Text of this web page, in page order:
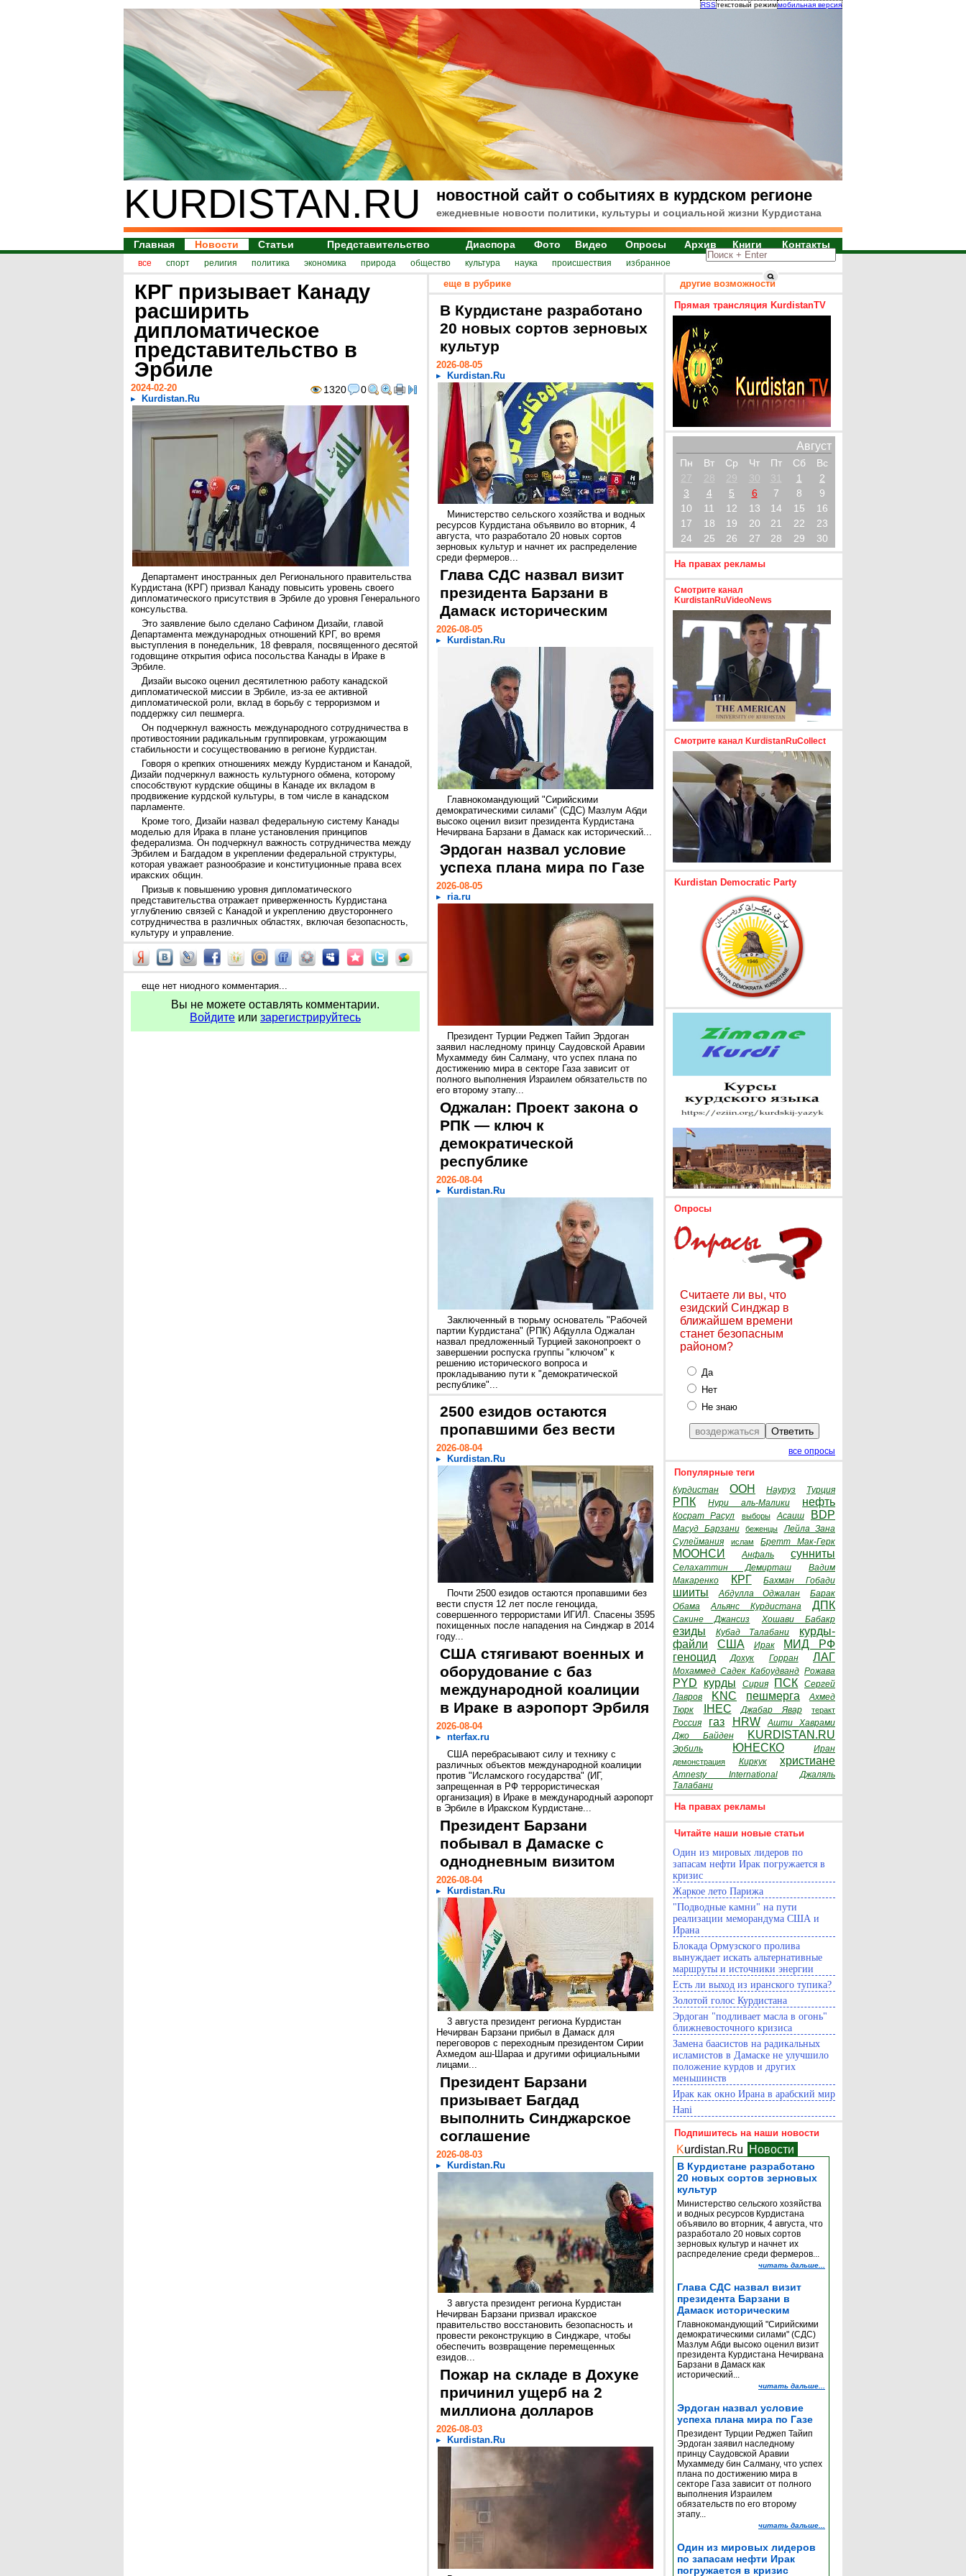
RSSтекстовый режиммобильная версия
KURDISTAN.RU новостной сайт о событиях в курдском регионе
ежедневные новости политики, культуры и социальной жизни Курдистана
Главная Новости Статьи Представительство Диаспора Фото Видео Опросы Архив Книги Контакты
все спорт религия политика экономика природа общество культура наука происшествия избранное
КРГ призывает Канаду
расширить
дипломатическое
представительство в
Эрбиле
1320 0
2024-02-20
Kurdistan.Ru
Департамент иностранных дел Регионального правительства
Курдистана (КРГ) призвал Канаду повысить уровень своего
дипломатического присутствия в Эрбиле до уровня Генерального
консульства.
Это заявление было сделано Сафином Дизайи, главой
Департамента международных отношений КРГ, во время
выступления в понедельник, 18 февраля, посвященного десятой
годовщине открытия офиса посольства Канады в Ираке в
Эрбиле.
Дизайи высоко оценил десятилетнюю работу канадской
дипломатической миссии в Эрбиле, из-за ее активной
дипломатической роли, вклад в борьбу с терроризмом и
поддержку сил пешмерга.
Он подчеркнул важность международного сотрудничества в
противостоянии радикальным группировкам, угрожающим
стабильности и сосуществованию в регионе Курдистан.
Говоря о крепких отношениях между Курдистаном и Канадой,
Дизайи подчеркнул важность культурного обмена, которому
способствуют курдские общины в Канаде их вкладом в
продвижение курдской культуры, в том числе в канадском
парламенте.
Кроме того, Дизайи назвал федеральную систему Канады
моделью для Ирака в плане установления принципов
федерализма. Он подчеркнул важность сотрудничества между
Эрбилем и Багдадом в укреплении федеральной структуры,
которая уважает разнообразие и конституционные права всех
иракских общин.
Призыв к повышению уровня дипломатического
представительства отражает приверженность Курдистана
углублению связей с Канадой и укреплению двустороннего
сотрудничества в различных областях, включая безопасность,
культуру и управление.
еще нет ниодного комментария...
Вы не можете оставлять комментарии.
Войдите или зарегистрируйтесь
еще в рубрике
В Курдистане разработано
20 новых сортов зерновых
культур
2026-08-05
Kurdistan.Ru
Министерство сельского хозяйства и водных
ресурсов Курдистана объявило во вторник, 4
августа, что разработало 20 новых сортов
зерновых культур и начнет их распределение
среди фермеров...
Глава СДС назвал визит
президента Барзани в
Дамаск историческим
2026-08-05
Kurdistan.Ru
Главнокомандующий "Сирийскими
демократическими силами" (СДС) Мазлум Абди
высоко оценил визит президента Курдистана
Нечирвана Барзани в Дамаск как исторический...
Эрдоган назвал условие
успеха плана мира по Газе
2026-08-05
ria.ru
Президент Турции Реджеп Тайип Эрдоган
заявил наследному принцу Саудовской Аравии
Мухаммеду бин Салману, что успех плана по
достижению мира в секторе Газа зависит от
полного выполнения Израилем обязательств по
его второму этапу...
Оджалан: Проект закона о
РПК — ключ к
демократической
республике
2026-08-04
Kurdistan.Ru
Заключенный в тюрьму основатель "Рабочей
партии Курдистана" (РПК) Абдулла Оджалан
назвал предложенный Турцией законопроект о
завершении роспуска группы "ключом" к
решению исторического вопроса и
прокладыванию пути к "демократической
республике"...
2500 езидов остаются
пропавшими без вести
2026-08-04
Kurdistan.Ru
Почти 2500 езидов остаются пропавшими без
вести спустя 12 лет после геноцида,
совершенного террористами ИГИЛ. Спасены 3595
похищенных после нападения на Синджар в 2014
году...
США стягивают военных и
оборудование с баз
международной коалиции
в Ираке в аэропорт Эрбиля
2026-08-04
nterfax.ru
США перебрасывают силу и технику с
различных объектов международной коалиции
против "Исламского государства" (ИГ,
запрещенная в РФ террористическая
организация) в Ираке в международный аэропорт
в Эрбиле в Иракском Курдистане...
Президент Барзани
побывал в Дамаске с
однодневным визитом
2026-08-04
Kurdistan.Ru
3 августа президент региона Курдистан
Нечирван Барзани прибыл в Дамаск для
переговоров с переходным президентом Сирии
Ахмедом аш-Шараа и другими официальными
лицами...
Президент Барзани
призывает Багдад
выполнить Синджарское
соглашение
2026-08-03
Kurdistan.Ru
3 августа президент региона Курдистан
Нечирван Барзани призвал иракское
правительство восстановить безопасность и
провести реконструкцию в Синджаре, чтобы
обеспечить возвращение перемещенных
езидов...
Пожар на складе в Дохуке
причинил ущерб на 2
миллиона долларов
2026-08-03
Kurdistan.Ru
другие возможности
Прямая трансляция KurdistanTV
Август
Пн Вт Ср Чт Пт Сб
Вс
27
28 29 30 31 1
2
3
4 5 6 7 8
9
10
11 12 13 14 15
16
17
18 19 20 21 22
23
24
25 26 27 28 29 30
На правах рекламы
Смотрите канал
KurdistanRuVideoNews
Смотрите канал KurdistanRuCollect
Kurdistan Democratic Party
Опросы
Считаете ли вы, что
езидский Синджар в
ближайшем времени
станет безопасным
районом?
Да
Нет
Не знаю
все опросы
Популярные теги
Курдистан ООН Науруз Турция
РПК Нури аль-Малики нефть
Косрат Расул выборы Асаиш BDP
Масуд Барзани беженцы
Лейла Зана
Сулеймания
ислам Бретт Мак-Герк
МООНСИ Анфаль сунниты
Селахаттин Демирташ
Вадим
Макаренко
КРГ Бахман Гобади
шииты Абдулла Оджалан
Барак
Обама
Альянс Курдистана ДПК
Сакине Джансиз Хошави Бабакр
езиды Кубад Талабани
курды-
файли
США Ирак
МИД РФ
геноцид
Дохук Горран ЛАГ
Мохаммед Садек Кабоудванд Рожава
PYD курды Сирия ПСК
Сергей
Лавров
KNC пешмерга
Ахмед
Тюрк
IHEC Джабар Явар теракт
Россия газ HRW
Ашти Хаврами
Джо Байден
KURDISTAN.RU
Эрбиль ЮНЕСКО Иран
демонстрация Киркук христиане
Amnesty International
Джаляль
Талабани
На правах рекламы
Читайте наши новые статьи
Один из мировых лидеров по
запасам нефти Ирак погружается в
кризис
Жаркое лето Парижа
"Подводные камни" на пути
реализации меморандума США и
Ирана
Блокада Ормузского пролива
вынуждает искать альтернативные
маршруты и источники энергии
Есть ли выход из иранского тупика?
Золотой голос Курдистана
Эрдоган "подливает масла в огонь"
ближневосточного кризиса
Замена баасистов на радикальных
исламистов в Дамаске не улучшило
положение курдов и других
меньшинств
Ирак как окно Ирана в арабский мир
Hani
Подпишитесь на наши новости
Kurdistan.Ru Новости
В Курдистане разработано
20 новых сортов зерновых
культур
Министерство сельского хозяйства
и водных ресурсов Курдистана
объявило во вторник, 4 августа, что
разработало 20 новых сортов
зерновых культур и начнет их
распределение среди фермеров...
читать дальше...
Глава СДС назвал визит
президента Барзани в
Дамаск историческим
Главнокомандующий "Сирийскими
демократическими силами" (СДС)
Мазлум Абди высоко оценил визит
президента Курдистана Нечирвана
Барзани в Дамаск как
исторический...
читать дальше...
Эрдоган назвал условие
успеха плана мира по Газе
Президент Турции Реджеп Тайип
Эрдоган заявил наследному
принцу Саудовской Аравии
Мухаммеду бин Салману, что успех
плана по достижению мира в
секторе Газа зависит от полного
выполнения Израилем
обязательств по его второму
этапу...
читать дальше...
Один из мировых лидеров
по запасам нефти Ирак
погружается в кризис